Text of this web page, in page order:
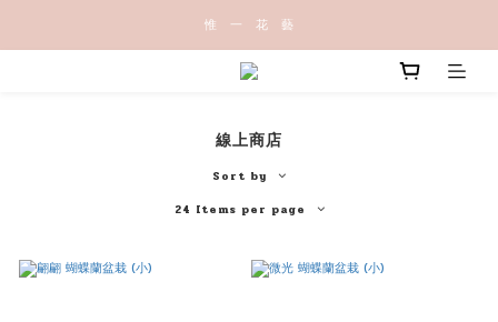
惟   一   花   藝
線上商店
Sort by
24 Items per page